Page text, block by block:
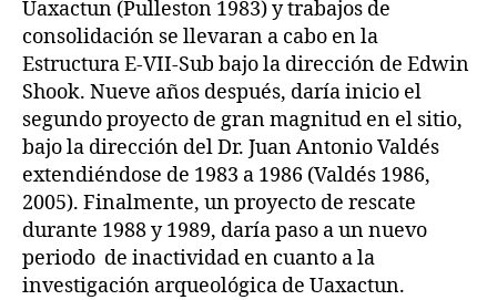
Uaxactun (Pulleston 1983) y trabajos de
consolidación se llevaran a cabo en la
Estructura E-VII-Sub bajo la dirección de Edwin
Shook. Nueve años después, daría inicio el
segundo proyecto de gran magnitud en el sitio,
bajo la dirección del Dr. Juan Antonio Valdés
extendiéndose de 1983 a 1986 (Valdés 1986,
2005). Finalmente, un proyecto de rescate
durante 1988 y 1989, daría paso a un nuevo
periodo de inactividad en cuanto a la
investigación arqueológica de Uaxactun.